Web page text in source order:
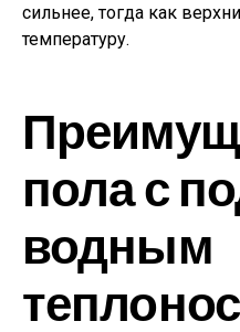
сильнее, тогда как
температуру.
пола с
водным